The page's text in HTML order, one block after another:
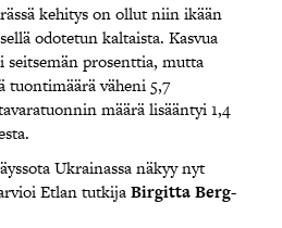
kehitys on ollut niin ikään
odotetun kaltaista. Kasvua
prosenttia, mutta
tuontimäärä väheni 5,7
määrä lisääntyi 1,4
Ukrainassa näkyy nyt
Etlan tutkijaBirgitta Berg-